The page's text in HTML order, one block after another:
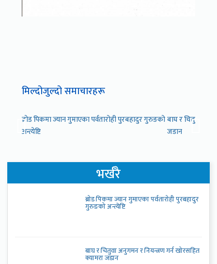
मिल्दोजुल्दो समाचारहरू
ब्रोड पिकमा ज्यान गुमाएका पर्वतारोही पुरबहादुर गुरुङको
अन्त्येष्टि
बाघ र चितुवा
जडान
भर्खरै
ब्रोड पिकमा ज्यान गुमाएका पर्वतारोही पुरबहादुर
गुरुङको अन्त्येष्टि
बाघ र चितुवा अनुगमन र नियन्त्रण गर्न खोरसहित
क्यामरा जडान